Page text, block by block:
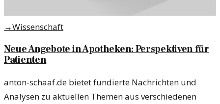
→Wissenschaft
Neue Angebote in Apotheken: Perspektiven für
Patienten
anton-schaaf.de bietet fundierte Nachrichten und
Analysen zu aktuellen Themen aus verschiedenen